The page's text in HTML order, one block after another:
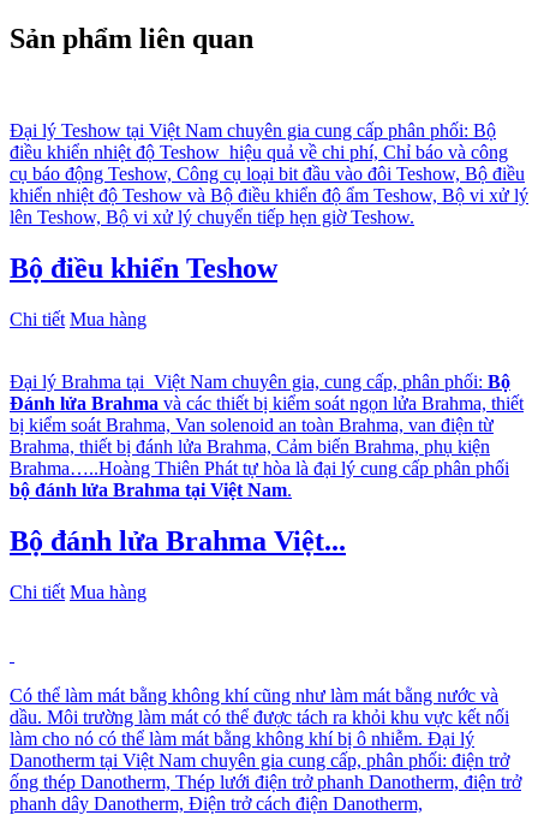
Sản phẩm liên quan
Đại lý Teshow tại Việt Nam chuyên gia cung cấp phân phối: Bộ
điều khiển nhiệt độ Teshow hiệu quả về chi phí, Chỉ báo và công
cụ báo động Teshow, Công cụ loại bit đầu vào đôi Teshow, Bộ điều
khiển nhiệt độ Teshow và Bộ điều khiển độ ẩm Teshow, Bộ vi xử lý
lên Teshow, Bộ vi xử lý chuyển tiếp hẹn giờ Teshow.
Bộ điều khiển Teshow
Chi tiết Mua hàng
Đại lý Brahma tại Việt Nam chuyên gia, cung cấp, phân phối: Bộ
Đánh lửa Brahma và các thiết bị kiểm soát ngọn lửa Brahma, thiết
bị kiểm soát Brahma, Van solenoid an toàn Brahma, van điện từ
Brahma, thiết bị đánh lửa Brahma, Cảm biến Brahma, phụ kiện
Brahma…..Hoàng Thiên Phát tự hòa là đại lý cung cấp phân phối
bộ đánh lửa Brahma tại Việt Nam.
Bộ đánh lửa Brahma Việt...
Chi tiết Mua hàng
Có thể làm mát bằng không khí cũng như làm mát bằng nước và
dầu. Môi trường làm mát có thể được tách ra khỏi khu vực kết nối
làm cho nó có thể làm mát bằng không khí bị ô nhiễm. Đại lý
Danotherm tại Việt Nam chuyên gia cung cấp, phân phối: điện trở
ống thép Danotherm, Thép lưới điện trở phanh Danotherm, điện trở
phanh dây Danotherm, Điện trở cách điện Danotherm,